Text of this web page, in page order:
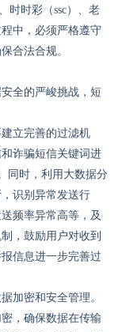
时时彩（ssc）、老
中，必须严格遵守
合法合规。
全的严峻挑战，短
立完善的过滤机
诈骗短信关键词进
同时，利用大数据分
识别异常发送行
频率异常高等，及
，鼓励用户对收到
信息进一步完善过
加密和安全管理。
，确保数据在传输